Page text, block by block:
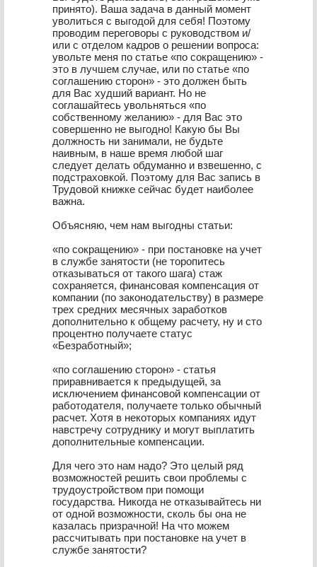
принято). Ваша задача в данный момент
уволиться с выгодой для себя! Поэтому
проводим переговоры с руководством и/
или с отделом кадров о решении вопроса:
увольте меня по статье «по сокращению» -
это в лучшем случае, или по статье «по
соглашению сторон» - это должен быть
для Вас худший вариант. Но не
соглашайтесь увольняться «по
собственному желанию» - для Вас это
совершенно не выгодно! Какую бы Вы
должность ни занимали, не будьте
наивным, в наше время любой шаг
следует делать обдуманно и взвешенно, с
подстраховкой. Поэтому для Вас запись в
Трудовой книжке сейчас будет наиболее
важна.
Объясняю, чем нам выгодны статьи:
«по сокращению» - при постановке на учет
в службе занятости (не торопитесь
отказываться от такого шага) стаж
сохраняется, финансовая компенсация от
компании (по законодательству) в размере
трех средних месячных заработков
дополнительно к общему расчету, ну и сто
процентно получаете статус
«Безработный»;
«по соглашению сторон» - статья
приравнивается к предыдущей, за
исключением финансовой компенсации от
работодателя, получаете только обычный
расчет. Хотя в некоторых компаниях идут
навстречу сотруднику и могут выплатить
дополнительные компенсации.
Для чего это нам надо? Это целый ряд
возможностей решить свои проблемы с
трудоустройством при помощи
государства. Никогда не отказывайтесь ни
от одной возможности, сколь бы она не
казалась призрачной! На что можем
рассчитывать при постановке на учет в
службе занятости?